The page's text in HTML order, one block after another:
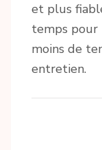
et plus
temps pour
moins de
entretien.